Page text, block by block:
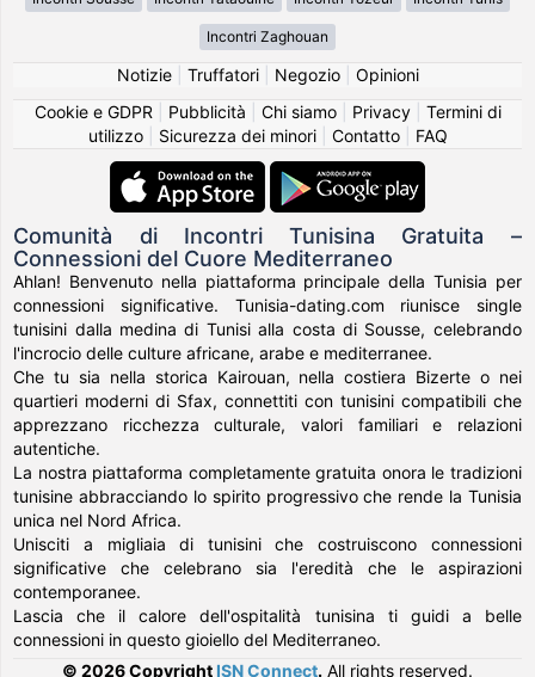
Incontri Zaghouan
Notizie| Truffatori| Negozio| Opinioni
Cookie e GDPR
Pubblicità Chi siamo| Privacy| Termini di
utilizzo| Sicurezza dei minori| Contatto| FAQ
Comunità di Incontri Tunisina Gratuita –
Connessioni del Cuore Mediterraneo
Ahlan! Benvenuto nella piattaforma principale della Tunisia per
connessioni significative. Tunisia-dating.com riunisce single
tunisini dalla medina di Tunisi alla costa di Sousse, celebrando
l'incrocio delle culture africane, arabe e mediterranee.
Che tu sia nella storica Kairouan, nella costiera Bizerte o nei
quartieri moderni di Sfax, connettiti con tunisini compatibili che
apprezzano ricchezza culturale, valori familiari e relazioni
autentiche.
La nostra piattaforma completamente gratuita onora le tradizioni
tunisine abbracciando lo spirito progressivo che rende la Tunisia
unica nel Nord Africa.
Unisciti a migliaia di tunisini che costruiscono connessioni
significative che celebrano sia l'eredità che le aspirazioni
contemporanee.
Lascia che il calore dell'ospitalità tunisina ti guidi a belle
connessioni in questo gioiello del Mediterraneo.
© 2026 Copyright ISN Connect. All rights reserved.